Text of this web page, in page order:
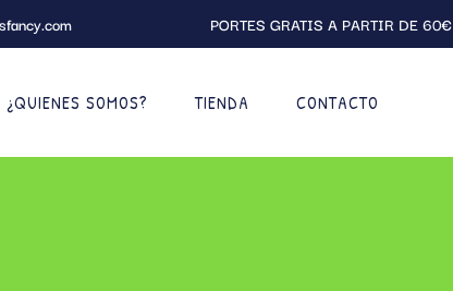
PORTES GRATIS A PARTIR DE 60€
¿QUIENES SOMOS? TIENDA CONTACTO